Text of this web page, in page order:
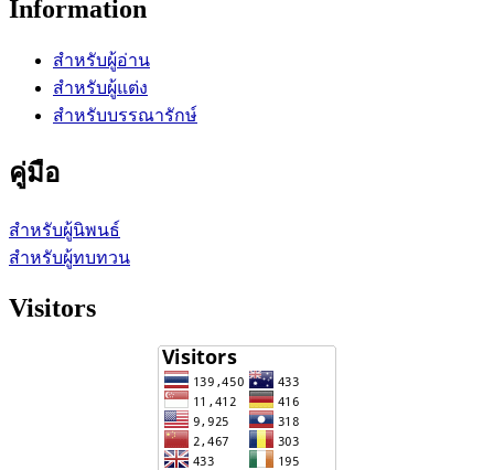
Information
สำหรับผู้อ่าน
สำหรับผู้แต่ง
สำหรับบรรณารักษ์
คู่มือ
สำหรับผู้นิพนธ์
สำหรับผู้ทบทวน
Visitors